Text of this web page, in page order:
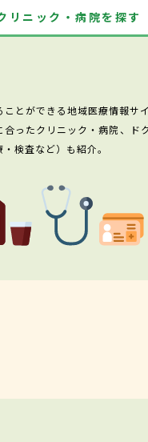
リニック・病院を探す
とができる地域医療情報サイ
ったクリニック・病院、ド
検査など）も紹介。